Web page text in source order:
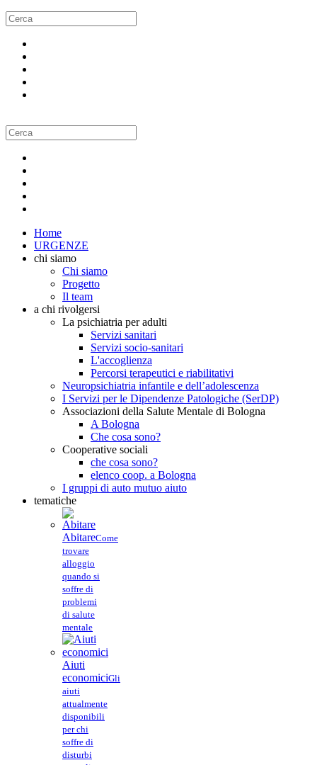
Home
URGENZE
chi siamo
Chi siamo
Progetto
Il team
a chi rivolgersi
La psichiatria per adulti
Servizi sanitari
Servizi socio-sanitari
L'accoglienza
Percorsi terapeutici e riabilitativi
Neuropsichiatria infantile e dell’adolescenza
I Servizi per le Dipendenze Patologiche (SerDP)
Associazioni della Salute Mentale di Bologna
A Bologna
Che cosa sono?
Cooperative sociali
che cosa sono?
elenco coop. a Bologna
I gruppi di auto mutuo aiuto
tematiche
AbitareCome
trovare
alloggio
quando si
soffre di
problemi
di salute
mentale
Aiuti
economiciGli
aiuti
attualmente
disponibili
per chi
soffre di
disturbi